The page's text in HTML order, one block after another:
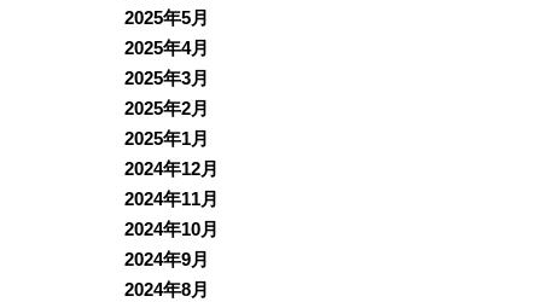
2025年5月
2025年4月
2025年3月
2025年2月
2025年1月
2024年12月
2024年11月
2024年10月
2024年9月
2024年8月